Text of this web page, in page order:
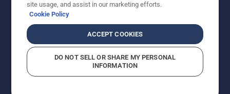
© Husqvarna AB (publ). Tutti i diritti riservati. I prezzi
pubblicati si intendono raccomandati e arrotondati, non
impegnativi, comprensivi di I.V.A. vigente. FERCAD SpA
- Via Retrone, 49 - 36077 Altavilla Vic. (VI) - Capitale
Sociale € 2.000.000 int. vers. P.I. e C.F. 01252490246 -
site usage, and assist in our marketing efforts.
Cookie Policy
ACCEPT COOKIES
DO NOT SELL OR SHARE MY PERSONAL
INFORMATION